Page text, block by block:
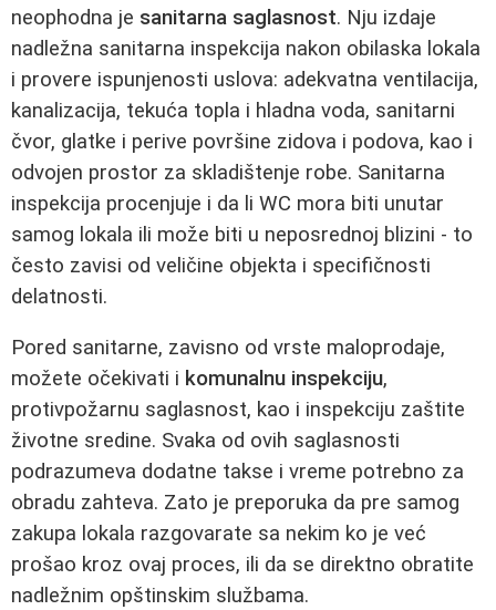
neophodna je sanitarna saglasnost. Nju izdaje
nadležna sanitarna inspekcija nakon obilaska lokala
i provere ispunjenosti uslova: adekvatna ventilacija,
kanalizacija, tekuća topla i hladna voda, sanitarni
čvor, glatke i perive površine zidova i podova, kao i
odvojen prostor za skladištenje robe. Sanitarna
inspekcija procenjuje i da li WC mora biti unutar
samog lokala ili može biti u neposrednoj blizini - to
često zavisi od veličine objekta i specifičnosti
delatnosti.
Pored sanitarne, zavisno od vrste maloprodaje,
možete očekivati i komunalnu inspekciju,
protivpožarnu saglasnost, kao i inspekciju zaštite
životne sredine. Svaka od ovih saglasnosti
podrazumeva dodatne takse i vreme potrebno za
obradu zahteva. Zato je preporuka da pre samog
zakupa lokala razgovarate sa nekim ko je već
prošao kroz ovaj proces, ili da se direktno obratite
nadležnim opštinskim službama.